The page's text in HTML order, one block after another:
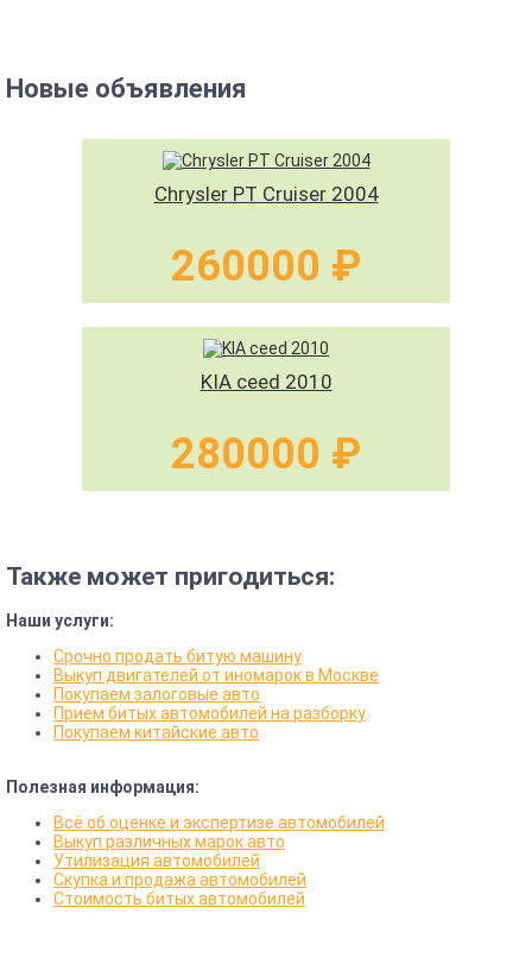
Новые объявления
Chrysler PT Cruiser 2004
260000 ₽
KIA ceed 2010
280000 ₽
Также может пригодиться:
Наши услуги:
Срочно продать битую машину
Выкуп двигателей от иномарок в Москве
Покупаем залоговые авто
Прием битых автомобилей на разборку
Покупаем китайские авто
Полезная информация:
Всё об оценке и экспертизе автомобилей
Выкуп различных марок авто
Утилизация автомобилей
Скупка и продажа автомобилей
Стоимость битых автомобилей